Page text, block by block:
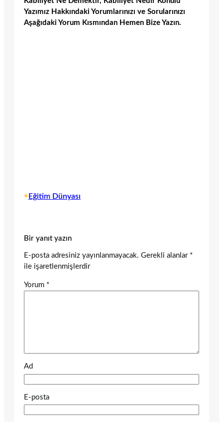
Yazımız Hakkındaki Yorumlarınızı ve Sorularınızı
Aşağıdaki Yorum Kısmından Hemen Bize Yazın.
• Eğitim Dünyası
Bir yanıt yazın
E-posta adresiniz yayınlanmayacak. Gerekli alanlar *
ile işaretlenmişlerdir
Yorum *
Ad
E-posta